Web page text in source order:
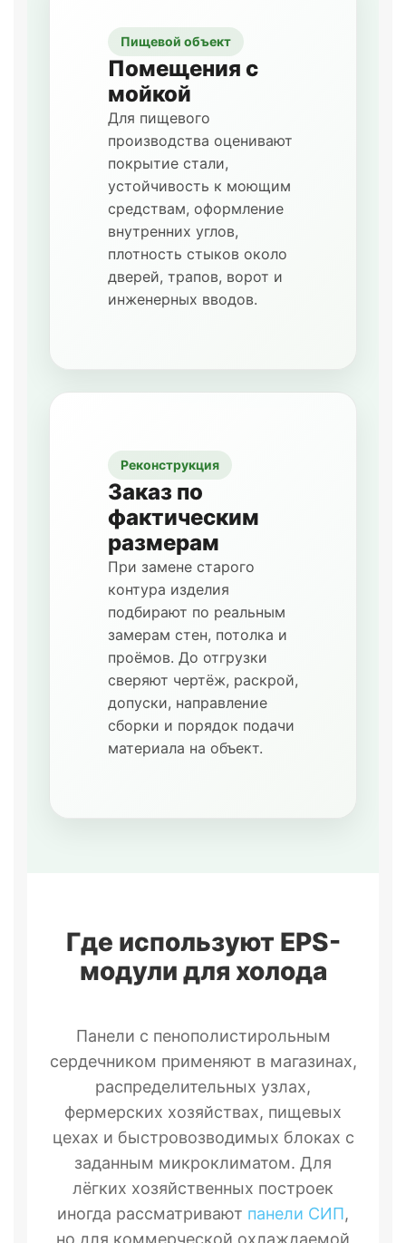
Пищевой объект
Помещения с
мойкой
Для пищевого
производства оценивают
покрытие стали,
устойчивость к моющим
средствам, оформление
внутренних углов,
плотность стыков около
дверей, трапов, ворот и
инженерных вводов.
Реконструкция
Заказ по
фактическим
размерам
При замене старого
контура изделия
подбирают по реальным
замерам стен, потолка и
проёмов. До отгрузки
сверяют чертёж, раскрой,
допуски, направление
сборки и порядок подачи
материала на объект.
Где используют EPS-
модули для холода
Панели с пенополистирольным
сердечником применяют в магазинах,
распределительных узлах,
фермерских хозяйствах, пищевых
цехах и быстровозводимых блоках с
заданным микроклиматом. Для
лёгких хозяйственных построек
иногда рассматривают панели СИП,
но для коммерческой охлаждаемой